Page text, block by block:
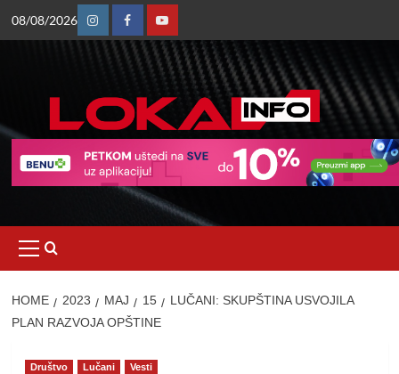
08/08/2026
InstagramFacebookYoutube
Menu
HOME 2023 МАЈ 15
LUČANI: SKUPŠTINA USVOJILA
PLAN RAZVOJA OPŠTINE
Društvo Lučani Vesti